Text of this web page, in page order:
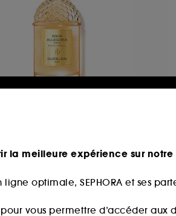
159
/100ml
la meilleure expérience sur notre
optimale, SEPHORA et ses
pour vous permettre d’accéder